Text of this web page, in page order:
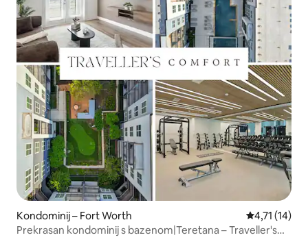
Kondominij – Fort Worth Prosječna
4,71 (14)
Prekrasan kondominij s bazenom|Teretana – Traveller's